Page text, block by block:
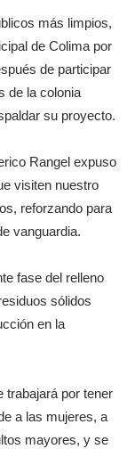
más limpios,
de Colima por
de participar
de la colonia
su proyecto.
Rangel expuso
visiten nuestro
reforzando para
vanguardia.
fase del relleno
sólidos
en la
trabajará por tener
a las mujeres, a
mayores, y se